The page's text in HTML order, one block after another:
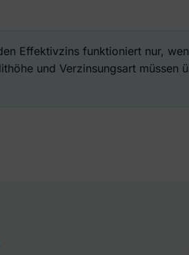
Effektivzins funktioniert nur,
und Verzinsungsart müssen